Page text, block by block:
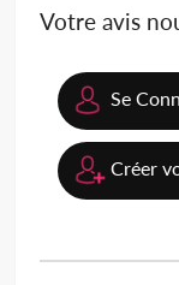
Votre avis
Se
Créer